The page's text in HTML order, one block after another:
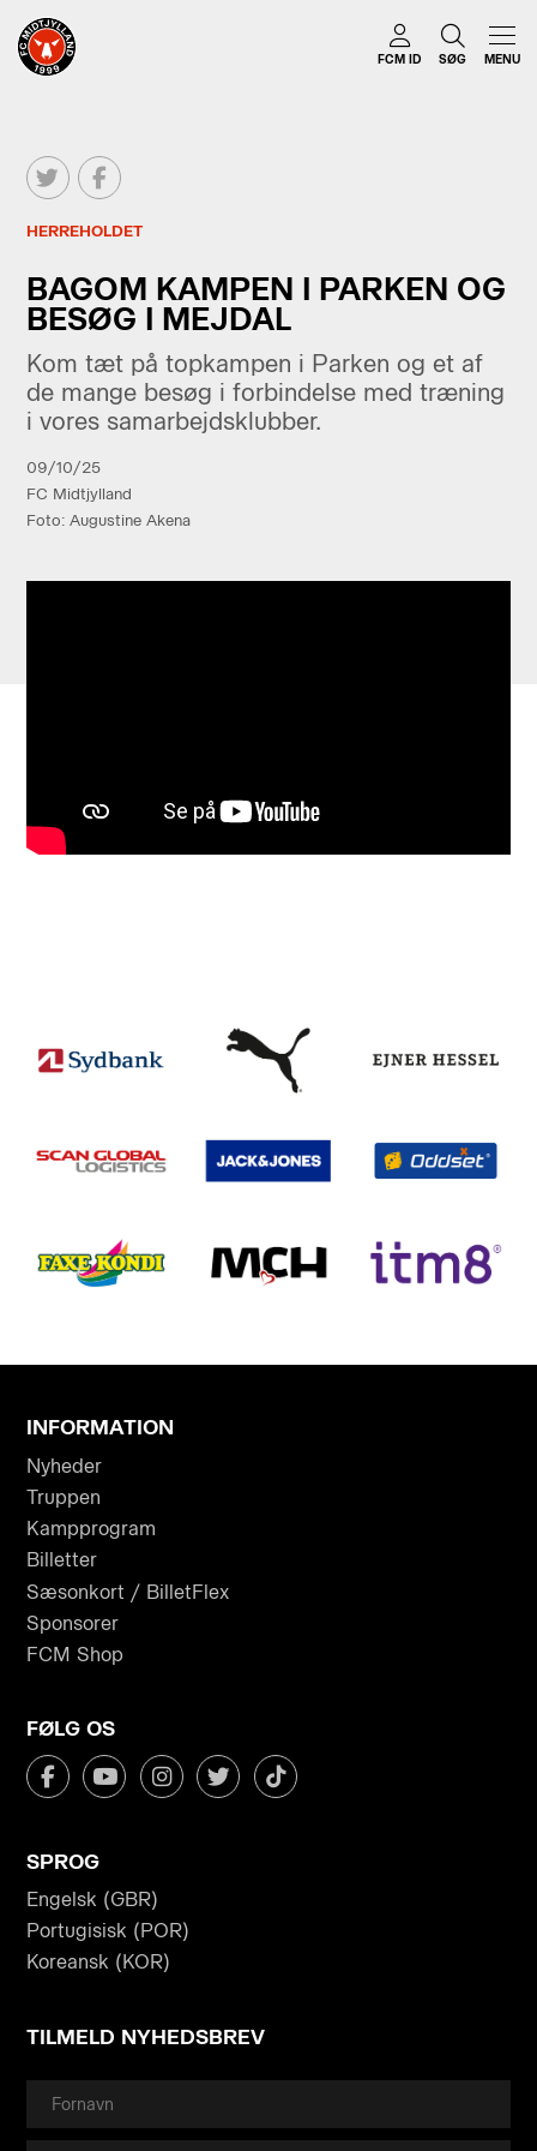
FCM ID SØG MENU
HERREHOLDET
BAGOM KAMPEN I PARKEN OG
BESØG I MEJDAL
Kom tæt på topkampen i Parken og et af
de mange besøg i forbindelse med træning
i vores samarbejdsklubber.
09/10/25
FC Midtjylland
Foto: Augustine Akena
INFORMATION
Nyheder
Truppen
Kampprogram
Billetter
Sæsonkort / BilletFlex
Sponsorer
FCM Shop
FØLG OS
SPROG
Engelsk (GBR)
Portugisisk (POR)
Koreansk (KOR)
TILMELD NYHEDSBREV